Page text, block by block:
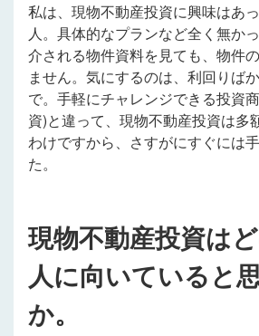
私は、現物不動産投資に興味はあ
人。具体的なプランなど全く無か
介される物件資料を見ても、物件
ません。気にするのは、利回りば
で。手軽にチャレンジできる投資
資)と違って、現物不動産投資は多
わけですから、さすがにすぐには
た。
現物不動産投資は
人に向いていると
か。